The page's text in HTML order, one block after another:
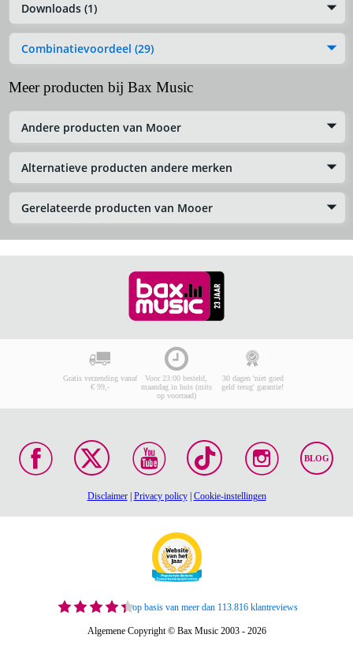
Downloads (1)
Combinatievoordeel (29)
Meer producten bij Bax Music
Andere producten van Mooer
Alternatieve producten andere merken
Gerelateerde producten van Mooer
Gratis verzending vanaf
€ 99,-
Voor 23:00 besteld,
maandag in huis (mits
op voorraad)
30 dagen 'niet goed
geld terug' garantie!
BLOG
Disclaimer| Privacy policy| Cookie-instellingen
op basis van meer dan 113.816 klantreviews
Algemene Copyright © Bax Music 2003 - 2026